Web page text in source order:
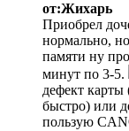
от:Жихарь
Приобрел
нормально,
памяти ну
минут по 3-5.
дефект
быстро) или
пользую